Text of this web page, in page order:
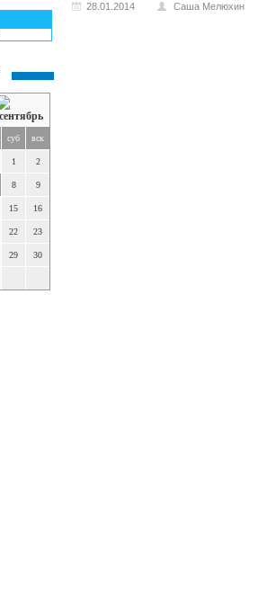
суб вск
1 2
8 9
15 16
22 23
29 30
28.01.2014 Саша Мелюхин